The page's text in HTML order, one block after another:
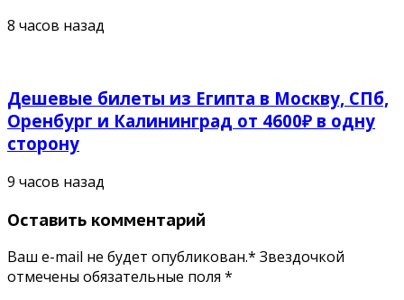
8 часов назад
Дешевые билеты из Египта в Москву, СПб,
Оренбург и Калининград от 4600₽ в одну
сторону
9 часов назад
Оставить комментарий
Ваш e-mail не будет опубликован.* Звездочкой
отмечены обязательные поля *